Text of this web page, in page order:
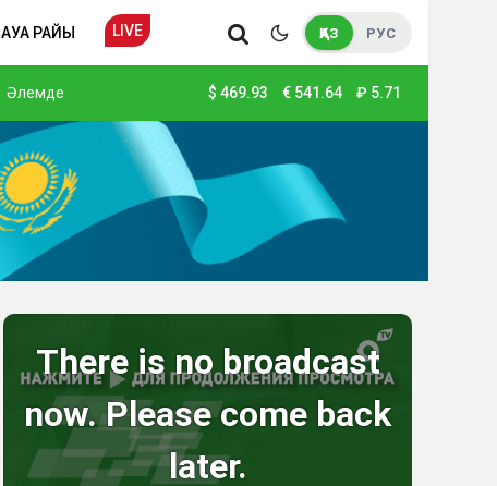
АУА РАЙЫ LIVE ҚАЗ РУС
Әлемде $ 469.93 € 541.64 ₽ 5.71